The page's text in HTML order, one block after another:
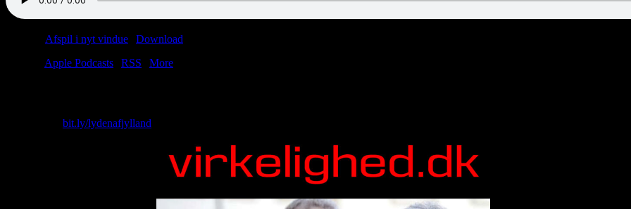
Afspil i nyt vindue Download
Apple Podcasts RSS
More
bit.ly/lydenafjylland